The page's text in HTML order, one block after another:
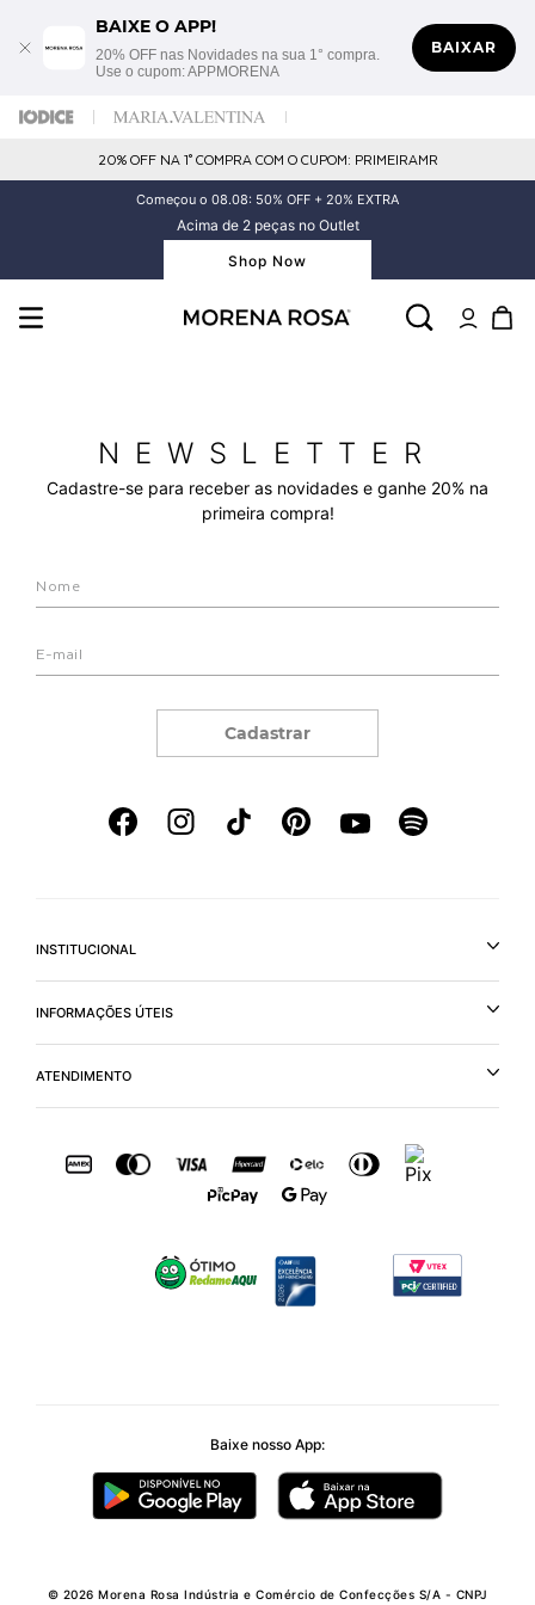
BAIXE O APP!
20% OFF nas Novidades na sua 1° compra.
Use o cupom: APPMORENA
BAIXAR
20% OFF NA 1° COMPRA COM O CUPOM: PRIMEIRAMR
Começou o 08.08: 50% OFF + 20% EXTRA
Acima de 2 peças no Outlet
Shop Now
NEWSLETTER
Cadastre-se para receber as novidades e ganhe 20% na
primeira compra!
Cadastrar
INSTITUCIONAL
INFORMAÇÕES ÚTEIS
ATENDIMENTO
Baixe nosso App:
© 2026 Morena Rosa Indústria e Comércio de Confecções S/A - CNPJ